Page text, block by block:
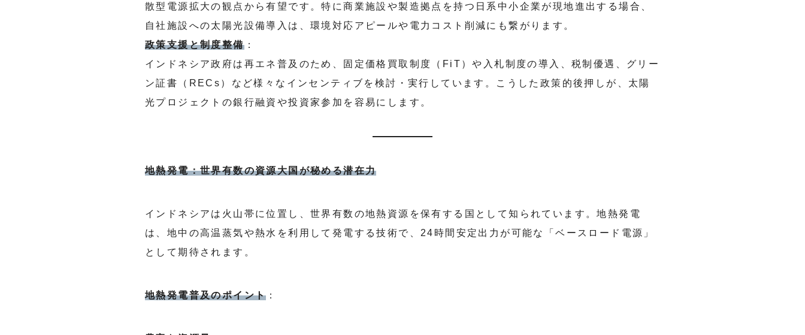
散型電源拡大の観点から有望です。特に商業施設や製造拠点を持つ日系中小企業が現地進出する場合、
自社施設への太陽光設備導入は、環境対応アピールや電力コスト削減にも繋がります。
政策支援と制度整備：
インドネシア政府は再エネ普及のため、固定価格買取制度（FiT）や入札制度の導入、税制優遇、グリー
ン証書（RECs）など様々なインセンティブを検討・実行しています。こうした政策的後押しが、太陽
光プロジェクトの銀行融資や投資家参加を容易にします。
地熱発電：世界有数の資源大国が秘める潜在力
インドネシアは火山帯に位置し、世界有数の地熱資源を保有する国として知られています。地熱発電
は、地中の高温蒸気や熱水を利用して発電する技術で、24時間安定出力が可能な「ベースロード電源」
として期待されます。
地熱発電普及のポイント ：